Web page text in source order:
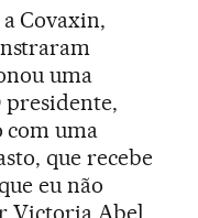
Covaxin,
uma
presidente,
com uma
que recebe
eu não
Victoria Abel,